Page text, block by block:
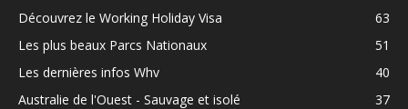
Découvrez le Working Holiday Visa
63
Les plus beaux Parcs Nationaux
51
Les dernières infos Whv
40
Australie de l'Ouest - Sauvage et isolé
37